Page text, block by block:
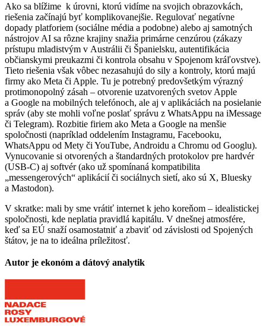
Ako sa blížime k úrovni, ktorú vidíme na svojich obrazovkách,
riešenia začínajú byť komplikovanejšie. Regulovať negatívne
dopady platforiem (sociálne média a podobne) alebo aj samotných
nástrojov AI sa rôzne krajiny snažia primárne cenzúrou (zákazy
prístupu mladistvým v Austrálii či Španielsku, autentifikácia
občianskymi preukazmi či kontrola obsahu v Spojenom kráľovstve).
Tieto riešenia však vôbec nezasahujú do sily a kontroly, ktorú majú
firmy ako Meta či Apple. Tu je potrebný predovšetkým výrazný
protimonopolný zásah – otvorenie uzatvorených svetov Apple
a Google na mobilných telefónoch, ale aj v aplikáciách na posielanie
správ (aby ste mohli voľne poslať správu z WhatsAppu na iMessage
či Telegram). Rozbitie firiem ako Meta a Google na menšie
spoločnosti (napríklad oddelením Instagramu, Facebooku,
WhatsAppu od Mety či YouTube, Androidu a Chromu od Googlu).
Vynucovanie si otvorených a štandardných protokolov pre hardvér
(USB-C) aj softvér (ako už spomínaná kompatibilita
„messengerových“ aplikácií či sociálnych sietí, ako sú X, Bluesky
a Mastodon).
V skratke: mali by sme vrátiť internet k jeho koreňom – idealistickej
spoločnosti, kde neplatia pravidlá kapitálu. V dnešnej atmosfére,
keď sa EÚ snaží osamostatniť a zbaviť od závislosti od Spojených
štátov, je na to ideálna príležitosť.
Autor je ekonóm a dátový analytik